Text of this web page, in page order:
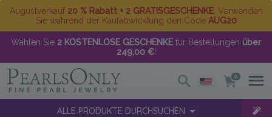
Augustverkauf 20 % Rabatt + 2 GRATISGESCHENKE. Verwenden
Sie während der Kaufabwicklung den Code AUG20
Wählen Sie 2 KOSTENLOSE GESCHENKE für Bestellungen über
249,00 €!
0
ALLE PRODUKTE DURCHSUCHEN